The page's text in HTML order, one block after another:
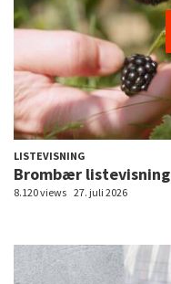
LISTEVISNING
Brombær listevisning
8.120 views 27. juli 2026